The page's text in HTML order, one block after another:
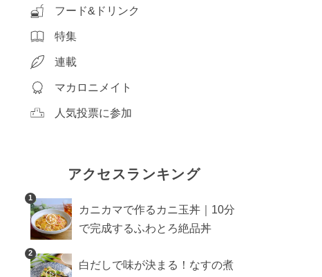
フード&ドリンク
特集
連載
マカロニメイト
人気投票に参加
アクセスランキング
1
カニカマで作るカニ玉丼｜10分
で完成するふわとろ絶品丼
2
白だしで味が決まる！なすの煮